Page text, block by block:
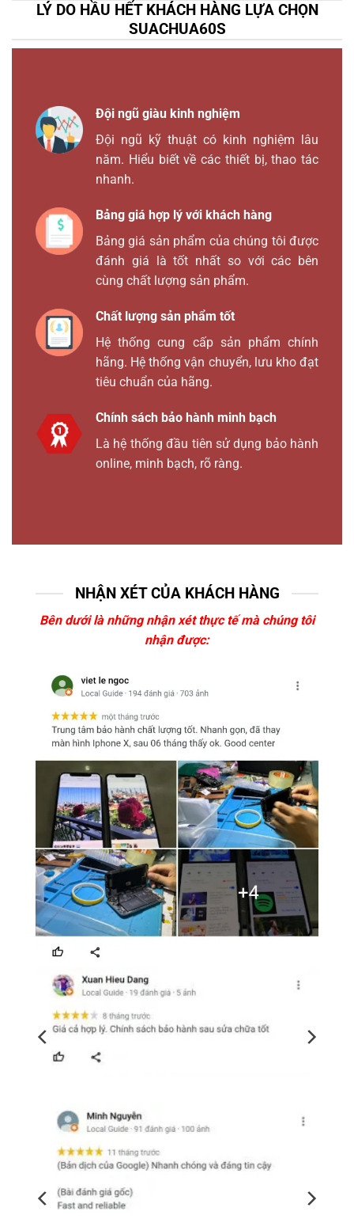
LÝ DO HẦU HẾT KHÁCH HÀNG LỰA CHỌN
SUACHUA60S
Đội ngũ giàu kinh nghiệm
Đội ngũ kỹ thuật có kinh nghiệm lâu
năm. Hiểu biết về các thiết bị, thao tác
nhanh.
Bảng giá hợp lý với khách hàng
Bảng giá sản phẩm của chúng tôi được
đánh giá là tốt nhất so với các bên
cùng chất lượng sản phẩm.
Chất lượng sản phẩm tốt
Hệ thống cung cấp sản phẩm chính
hãng. Hệ thống vận chuyển, lưu kho đạt
tiêu chuẩn của hãng.
Chính sách bảo hành minh bạch
Là hệ thống đầu tiên sử dụng bảo hành
online, minh bạch, rõ ràng.
NHẬN XÉT CỦA KHÁCH HÀNG
Bên dưới là những nhận xét thực tế mà chúng tôi
nhận được: